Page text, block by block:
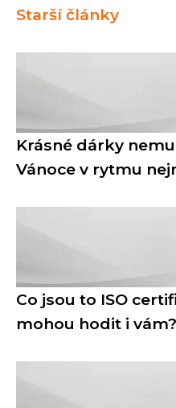
Starší články
Krásné dárky
Vánoce v rytmu
Co jsou to ISO
mohou hodit i vám?